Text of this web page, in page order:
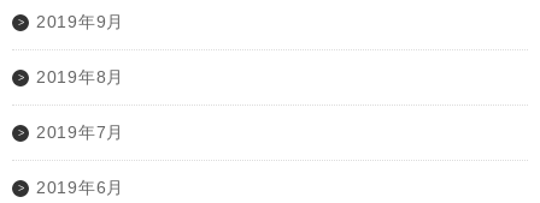
2019年9月
2019年8月
2019年7月
2019年6月